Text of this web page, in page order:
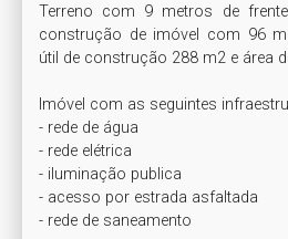
Terreno com 9 metros de
construção de imóvel com 96
útil de construção 288 m2 e área
Imóvel com as seguintes
- rede de água
- rede elétrica
- iluminação publica
- acesso por estrada asfaltada
- rede de saneamento